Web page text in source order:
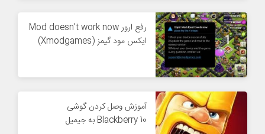
رفع ارور Mod doesn’t work now
ایکس مود گیمز (Xmodgames)
آموزش وصل کردن گوشی
Blackberry 10 به جیمیل